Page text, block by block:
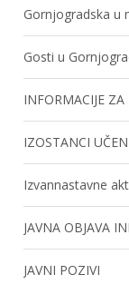
Gornjogradska u
Gosti u
INFORMACIJE ZA
IZOSTANCI
Izvannastavne
JAVNA OBJAVA
JAVNI POZIVI